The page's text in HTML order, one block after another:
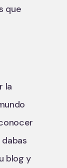
que
la
blog y